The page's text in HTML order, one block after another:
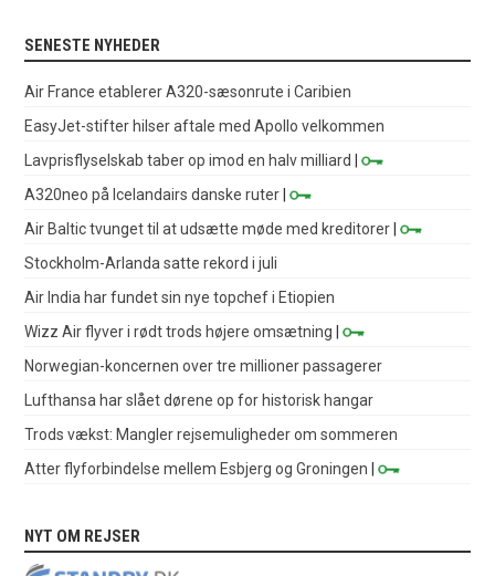
SENESTE NYHEDER
Air France etablerer A320-sæsonrute i Caribien
EasyJet-stifter hilser aftale med Apollo velkommen
Lavprisflyselskab taber op imod en halv milliard
|
A320neo på Icelandairs danske ruter |
Air Baltic tvunget til at udsætte møde med kreditorer |
Stockholm-Arlanda satte rekord i juli
Air India har fundet sin nye topchef i Etiopien
Wizz Air flyver i rødt trods højere omsætning |
Norwegian-koncernen over tre millioner passagerer
Lufthansa har slået dørene op for historisk hangar
Trods vækst: Mangler rejsemuligheder om sommeren
Atter flyforbindelse mellem Esbjerg og Groningen |
NYT OM REJSER